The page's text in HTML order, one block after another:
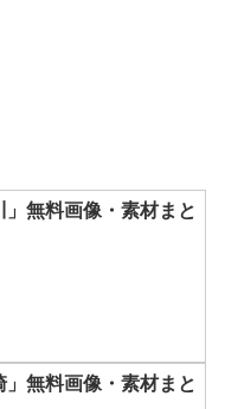
」無料画像・素材まと
」無料画像・素材まと